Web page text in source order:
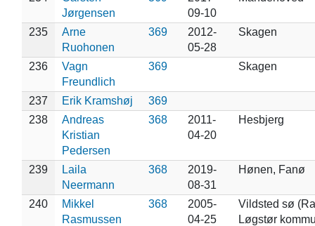
Jørgensen
09-10
235
Arne
Ruohonen
369
2012-
05-28
Skagen
236
Vagn
Freundlich
369 Skagen
237 Erik Kramshøj
369
238
Andreas
Kristian
Pedersen
368
2011-
04-20
Hesbjerg
239
Laila
Neermann
368
2019-
08-31
Hønen, Fanø
240
Mikkel
Rasmussen
368
2005-
04-25
Vildsted sø
Løgstør